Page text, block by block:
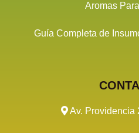
Aromas
Guía Completa de
Av. Providencia